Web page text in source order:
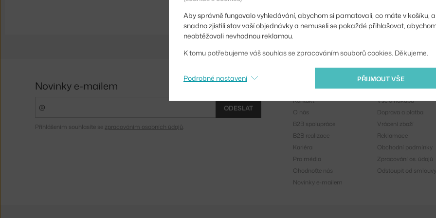
Aby správně fungovalo vyhledávání, abychom si pamatovali, co máte v košíku,
snadno zjistili stav vaší objednávky a nemuseli se pokaždé přihlašovat,
neobtěžovali nevhodnou reklamou.
K tomu potřebujeme váš souhlas se zpracováním souborů cookies. Děkujeme.
PŘIJMOUT VŠE
Podrobné nastavení
Novinky e-mailem
ODESLAT
Přihlášením souhlasíte se zpracováním osobních údajů
O nás
Kontakt
O nás
B2B spolupráce
B2B realizace
Kariéra
Pro média
Ohodnoťte nás
Novinky e-mailem
Nákup
Vše o nákupu
Doprava a platba
Vrácení zboží
Reklamace
Obchodní podmínky
Zpracování os. údajů
Odstoupit od smlouvy